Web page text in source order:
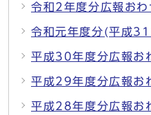
令和2年度分広報おわ
令和元年度分(平成
平成30年度分広報お
平成29年度分広報お
平成28年度分広報お